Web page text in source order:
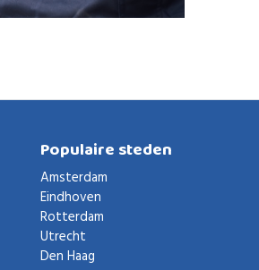
Populaire steden
Amsterdam
Eindhoven
Rotterdam
Utrecht
Den Haag